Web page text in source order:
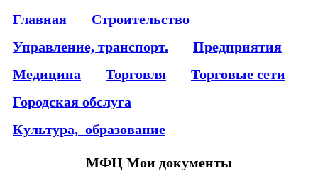
Главная
Строительство
Управление, транспорт.
Предприятия
Медицина
Торговля
Торговые сети
Городская обслуга
Культура,_образование
МФЦ Мои документы